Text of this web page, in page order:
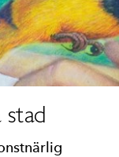
stad